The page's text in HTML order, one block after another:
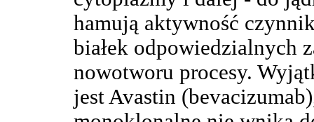
hamują aktywność
białek odpowiedzialnych
nowotworu procesy.
jest Avastin